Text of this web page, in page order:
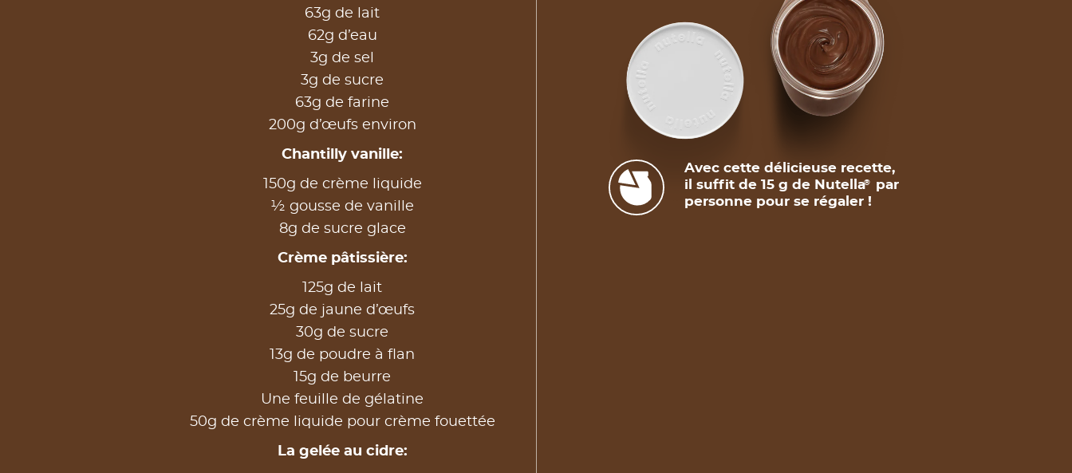
63g de lait
62g d’eau
3g de sel
3g de sucre
63g de farine
200g d’œufs environ
Chantilly vanille:
150g de crème liquide
½ gousse de vanille
8g de sucre glace
Crème pâtissière:
125g de lait
25g de jaune d’œufs
30g de sucre
13g de poudre à flan
15g de beurre
Une feuille de gélatine
50g de crème liquide pour crème fouettée
La gelée au cidre:
Avec cette délicieuse recette,
il suffit de 15 g de Nutella®
par
personne pour se régaler !